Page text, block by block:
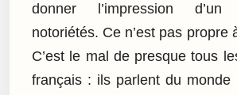
donner l’impression
notoriétés. Ce n’est pas propre
C’est le mal de presque tous
français : ils parlent du monde